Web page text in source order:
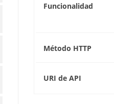
Funcionalidad
Método HTTP
URI de API